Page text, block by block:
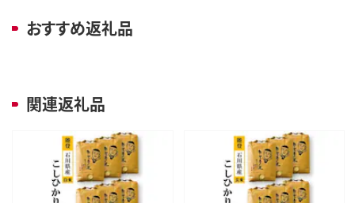
おすすめ返礼品
関連返礼品